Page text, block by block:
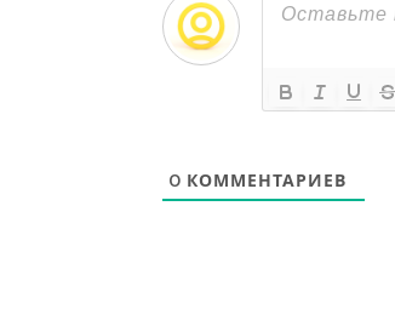
0 КОММЕНТАРИЕВ